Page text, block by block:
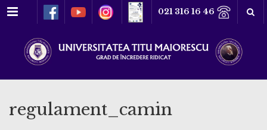
Meniu 021 316 16 46
regulament_camin